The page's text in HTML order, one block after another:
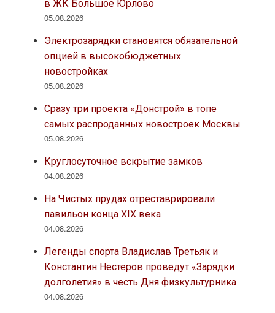
в ЖК Большое Юрлово
05.08.2026
Электрозарядки становятся обязательной
опцией в высокобюджетных
новостройках
05.08.2026
Сразу три проекта «Донстрой» в топе
самых распроданных новостроек Москвы
05.08.2026
Круглосуточное вскрытие замков
04.08.2026
На Чистых прудах отреставрировали
павильон конца XIX века
04.08.2026
Легенды спорта Владислав Третьяк и
Константин Нестеров проведут «Зарядки
долголетия» в честь Дня физкультурника
04.08.2026